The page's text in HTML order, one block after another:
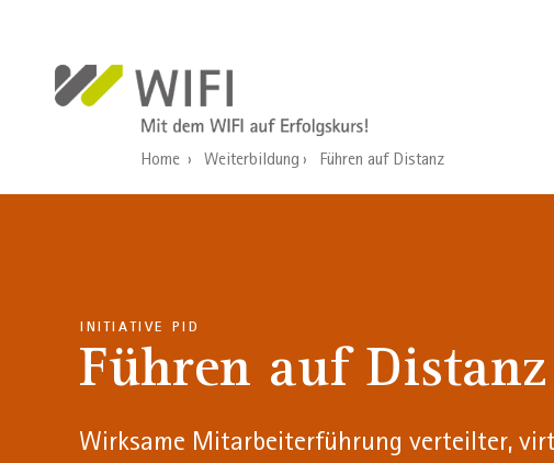
Home Weiterbildung Führen auf Distanz
INITIATIVE PID
Führen auf Distanz
Wirksame Mitarbeiterführung verteilter,